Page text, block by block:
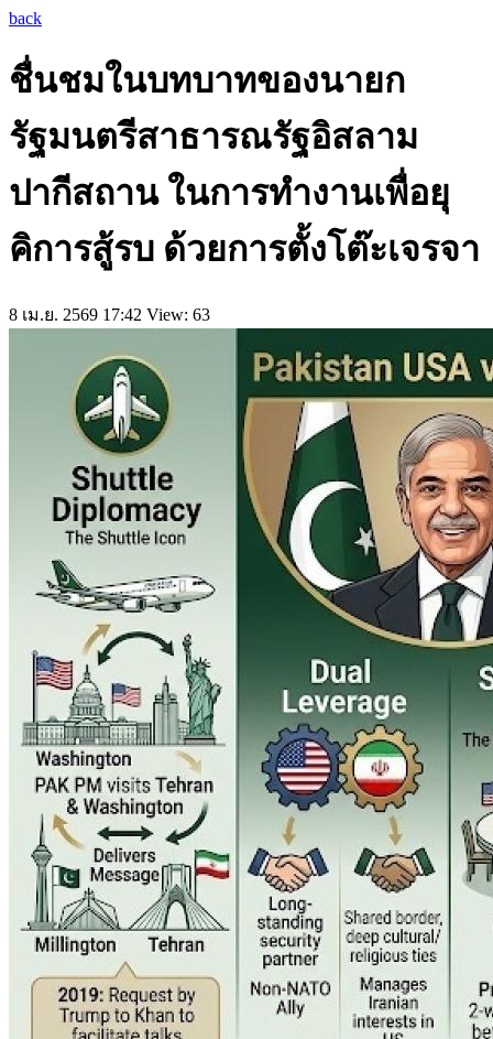
back
ชื่นชมในบทบาทของนายก
รัฐมนตรีสาธารณรัฐอิสลาม
ปากีสถาน ในการทำงานเพื่อยุ
คิการสู้รบ ด้วยการตั้งโต๊ะเจรจา
8 เม.ย. 2569 17:42 View: 63